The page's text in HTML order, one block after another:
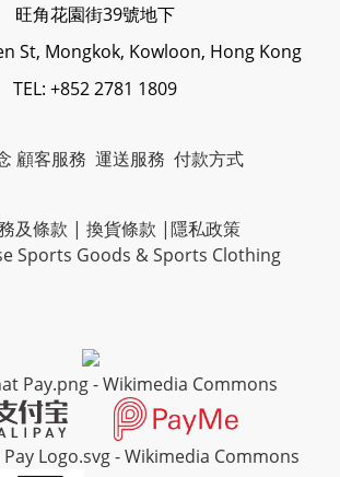
旺角花園街39號地下
St, Mongkok, Kowloon, Hong Kong
TEL: +852 2781 1809
顧客服務 運送服務 付款方式
及條款 | 換貨條款 |隱私政策
Sports Goods & Sports Clothing